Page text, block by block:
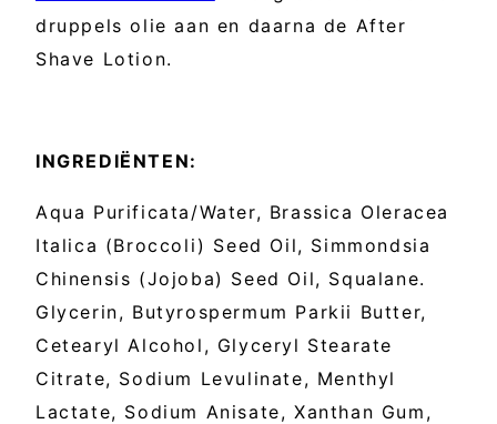
druppels olie aan en daarna de After
Shave Lotion.
INGREDIËNTEN:
Aqua Purificata/Water, Brassica Oleracea
Italica (Broccoli) Seed Oil, Simmondsia
Chinensis (Jojoba) Seed Oil, Squalane.
Glycerin, Butyrospermum Parkii Butter,
Cetearyl Alcohol, Glyceryl Stearate
Citrate, Sodium Levulinate, Menthyl
Lactate, Sodium Anisate, Xanthan Gum,